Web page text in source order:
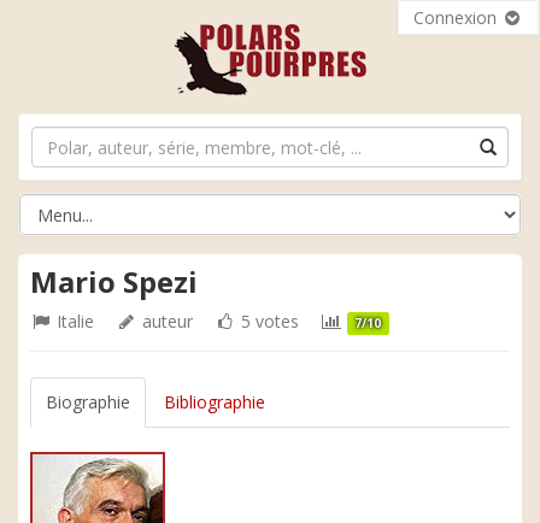
Connexion
Mario Spezi
Italie auteur 5 votes 7/10
Biographie Bibliographie